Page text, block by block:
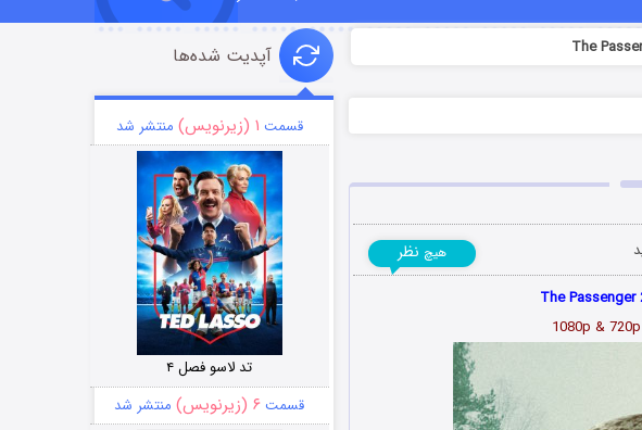
هیچ نظر
آپدیت شده‌ها
قسمت ۱ (زیرنویس) منتشر شد
تد لاسو فصل ۴
قسمت ۶ (زیرنویس) منتشر شد